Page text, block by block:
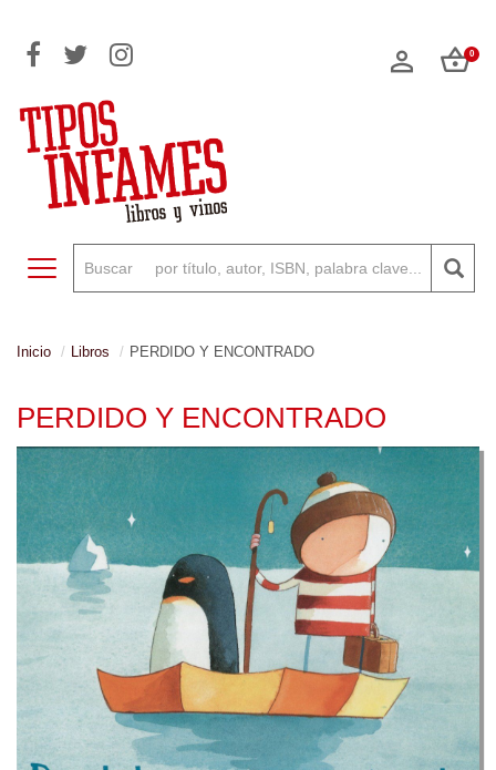
0
Toggle navigation
Inicio Libros PERDIDO Y ENCONTRADO
PERDIDO Y ENCONTRADO